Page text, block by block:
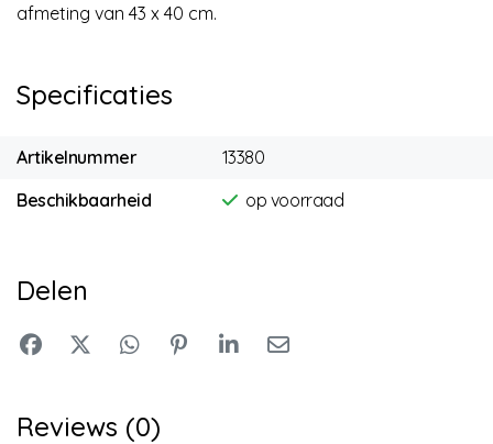
afmeting van 43 x 40 cm.
Specificaties
Artikelnummer
13380
Beschikbaarheid
op voorraad
Delen
Reviews (0)